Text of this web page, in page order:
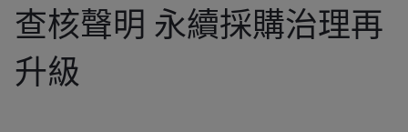
查核聲明 永續採購治理再
升級